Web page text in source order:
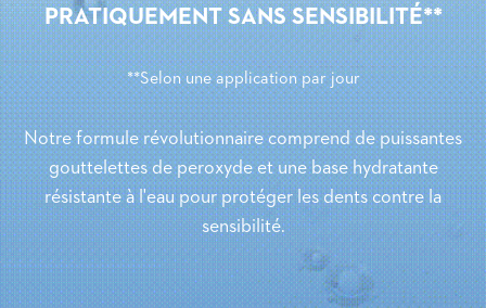
PRATIQUEMENT SANS SENSIBILITÉ**
**Selon une application par jour
Notre formule révolutionnaire comprend de puissantes
gouttelettes de peroxyde et une base hydratante
résistante à l'eau pour protéger les dents contre la
sensibilité.